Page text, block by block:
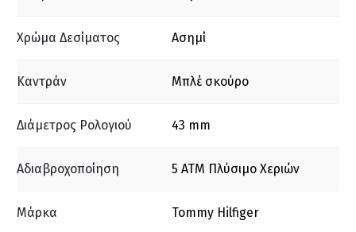
Χρώμα Δεσίματος Ασημί
Καντράν Μπλέ σκούρο
Διάμετρος Ρολογιού 43 mm
Αδιαβροχοποίηση 5 ΑΤΜ Πλύσιμο Χεριών
Μάρκα Tommy Hilfiger